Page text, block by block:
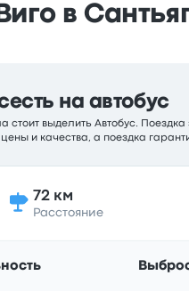
в
на автобус
выделить Автобус. Поездка
и качества, а поездка
72 км
Расстояние